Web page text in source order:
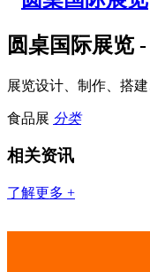
圆桌国际展览
展览设计、制作、搭
食品展 分类
相关资讯
了解更多 +